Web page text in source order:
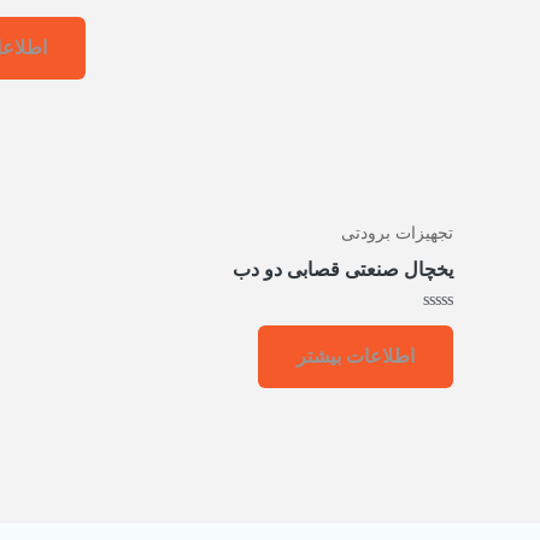
تجهیزات برودتی
یخچال صنعتی قصابی دو دب
امتیاز
اطلاعات بیشتر
امتیاز